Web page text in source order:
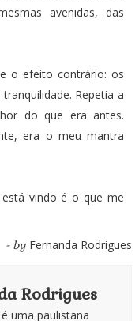
avenidas, das
o efeito contrário: os
Repetia a
do que era antes.
era o meu mantra
vindo é o que me
- by Fernanda Rodrigues
Rodrigues
uma paulistana